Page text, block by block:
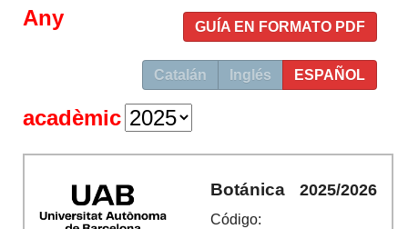
GUÍA EN FORMATO PDF
Catalán Inglés ESPAÑOL
Any
acadèmic
Botánica
Código:
2025/2026